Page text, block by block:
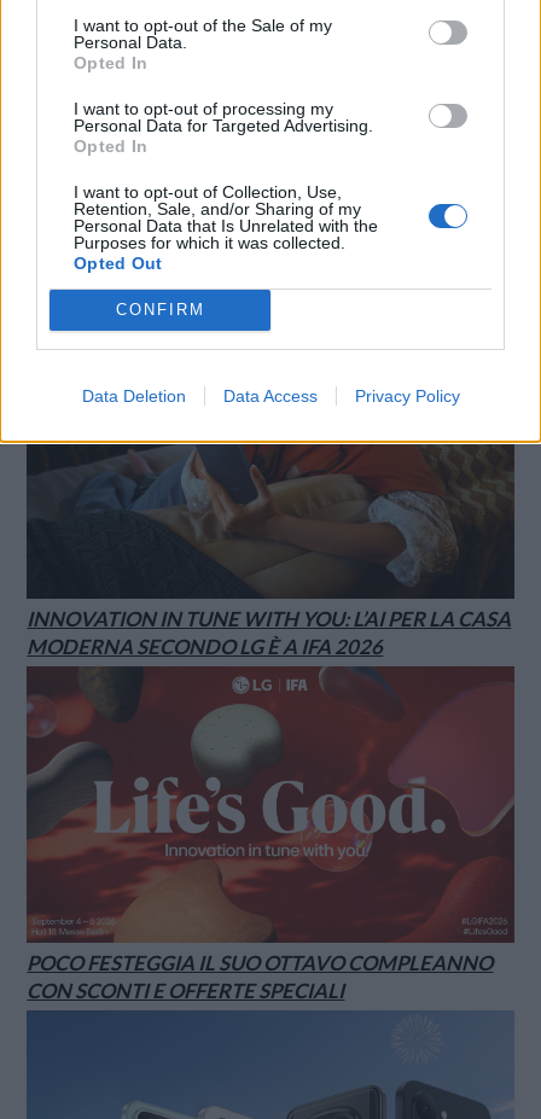
I want to opt-out of the Sale of my
Personal Data.
Opted In
I want to opt-out of processing my
Personal Data for Targeted Advertising.
Opted In
I want to opt-out of Collection, Use,
Retention, Sale, and/or Sharing of my
Personal Data that Is Unrelated with the
Purposes for which it was collected.
Opted Out
CONFIRM
Data Deletion Data Access Privacy Policy
SMARTPHONE E NON SOLO: TECNOGAZZETTA
XIAOMI PRESENTA I NUOVI REDMI 17 SERIES,
FOCUS SU AUTONOMIA E INTRATTENIMENTO
INNOVATION IN TUNE WITH YOU: L’AI PER LA CASA
MODERNA SECONDO LG È A IFA 2026
POCO FESTEGGIA IL SUO OTTAVO COMPLEANNO
CON SCONTI E OFFERTE SPECIALI